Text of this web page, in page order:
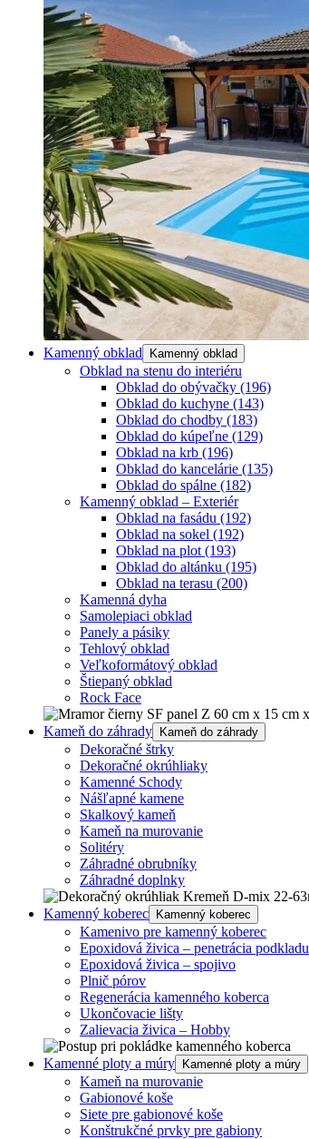
Kamenný obklad Kamenný obklad
Obklad na stenu do interiéru
Obklad do obývačky (196)
Obklad do kuchyne (143)
Obklad do chodby (183)
Obklad do kúpeľne (129)
Obklad na krb (196)
Obklad do kancelárie (135)
Obklad do spálne (182)
Kamenný obklad – Exteriér
Obklad na fasádu (192)
Obklad na sokel (192)
Obklad na plot (193)
Obklad do altánku (195)
Obklad na terasu (200)
Kamenná dyha
Samolepiaci obklad
Panely a pásiky
Tehlový obklad
Veľkoformátový obklad
Štiepaný obklad
Rock Face
Kameň do záhrady Kameň do záhrady
Dekoračné štrky
Dekoračné okrúhliaky
Kamenné Schody
Nášľapné kamene
Skalkový kameň
Kameň na murovanie
Solitéry
Záhradné obrubníky
Záhradné doplnky
Kamenný koberec Kamenný koberec
Kamenivo pre kamenný koberec
Epoxidová živica – penetrácia podkladu
Epoxidová živica – spojivo
Plnič pórov
Regenerácia kamenného koberca
Ukončovacie lišty
Zalievacia živica – Hobby
Kamenné ploty a múry Kamenné ploty a múry
Kameň na murovanie
Gabionové koše
Siete pre gabionové koše
Konštrukčné prvky pre gabiony